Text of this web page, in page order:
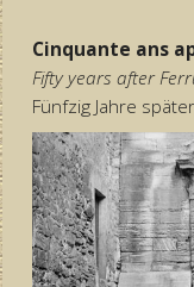
Cinquante ans
Fifty years after
Fünfzig Jahre